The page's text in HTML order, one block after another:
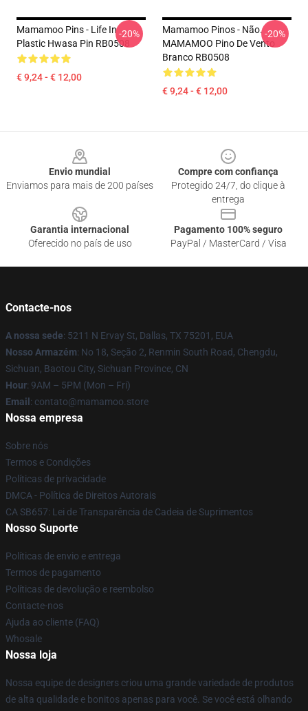
Mamamoo Pins - Life In
Plastic Hwasa Pin RB0508
€ 9,24 - € 12,00
-20%
Mamamoo Pinos - Não.
MAMAMOO Pino De Vento
Branco RB0508
€ 9,24 - € 12,00
-20%
Envio mundial
Enviamos para mais de 200 países
Compre com confiança
Protegido 24/7, do clique à
entrega
Garantia internacional
Oferecido no país de uso
Pagamento 100% seguro
PayPal / MasterCard / Visa
Contacte-nos
A nossa sede: 5211 N Ervay St, Dallas, TX 75201, EUA
Nosso Armazém: No 18, Seção 2, Renmin South Road, Chengdu,
Sichuan, Baotou City, Sichuan Province, CN
Hour: 9AM – 5PM (Mon – Fri)
Email : contato@mamamoo.store
Nossa empresa
Sobre nós
Termos e Condições
Políticas de privacidade
DMCA - Política de Direitos Autorais
CA SB657: Lei de Transparência de Cadeia de Suprimentos
Nosso Suporte
Políticas de envio e entrega
Termos de pagamento
Políticas de devolução e reembolso
Contacte-nos
Ajuda ao cliente (FAQ)
Whosale
Nossa loja
Nossa equipe de designers criou uma grande variedade de produtos
de alta qualidade e bonitos apenas para você. Se você está olhando